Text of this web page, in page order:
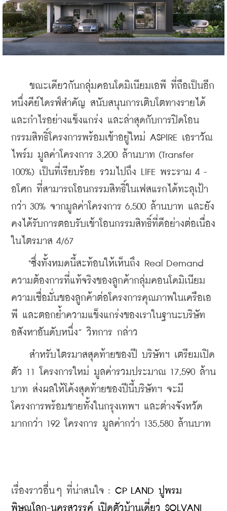
ขณะเดียวกันกลุ่มคอนโดมิเนียมเอพี ที่ถือเป็นอีก
หนึ่งคีย์ไดรฟ์สำคัญ สนับสนุนการเติบโตทางรายได้
และกำไรอย่างแข็งแกร่ง และล่าสุดกับการปิดโอน
กรรมสิทธิ์โครงการพร้อมเข้าอยู่ใหม่ ASPIRE เอราวัณ
ไพร์ม มูลค่าโครงการ 3,200 ล้านบาท (Transfer
100%) เป็นที่เรียบร้อย รวมไปถึง LIFE พระราม 4 -
อโศก ที่สามารถโอนกรรมสิทธิ์ในเฟสแรกได้ทะลุเป้า
กว่า 30% จากมูลค่าโครงการ 6,500 ล้านบาท และยัง
คงได้รับการตอบรับเข้าโอนกรรมสิทธิ์ที่ดีอย่างต่อเนื่อง
ในไตรมาส 4/67
"ซึ่งทั้งหมดนี้สะท้อนให้เห็นถึง Real Demand
ความต้องการที่แท้จริงของลูกค้ากลุ่มคอนโดมิเนียม
ความเชื่อมั่นของลูกค้าต่อโครงการคุณภาพในเครือเอ
พี และตอกย้ำความแข็งแกร่งของเราในฐานะบริษัท
อสังหาอันดับหนึ่ง” วิทการ กล่าว
สำหรับไตรมาสสุดท้ายของปี บริษัทฯ เตรียมเปิด
ตัว 11 โครงการใหม่ มูลค่ารวมประมาณ 17,590 ล้าน
บาท ส่งผลให้โค้งสุดท้ายของปีนี้บริษัทฯ จะมี
โครงการพร้อมขายทั้งในกรุงเทพฯ และต่างจังหวัด
มากกว่า 192 โครงการ มูลค่ากว่า 135,580 ล้านบาท
เรื่องราวอื่นๆ ที่น่าสนใจ : CP LAND ปูพรม
พิษณุโลก-นครสวรรค์ เปิดตัวบ้านเดี่ยว SOLVANI